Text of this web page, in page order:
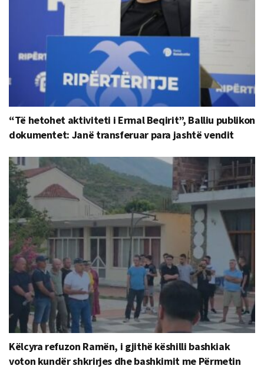
“Të hetohet aktiviteti i Ermal Beqirit”, Balliu publikon
dokumentet: Janë transferuar para jashtë vendit
Këlcyra refuzon Ramën, i gjithë këshilli bashkiak
voton kundër shkrirjes dhe bashkimit me Përmetin